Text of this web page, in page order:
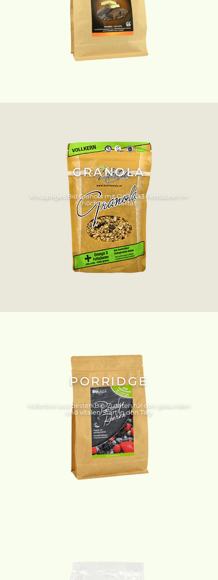
GRANOLA
Knuspriges Bio Granola mit Omega3 Fettsäuren in
höchster Qualität
PORRIDGE
Haferbrei aus besten Bio-Zutaten für den gesunden
und vitalen Start in den Tag.